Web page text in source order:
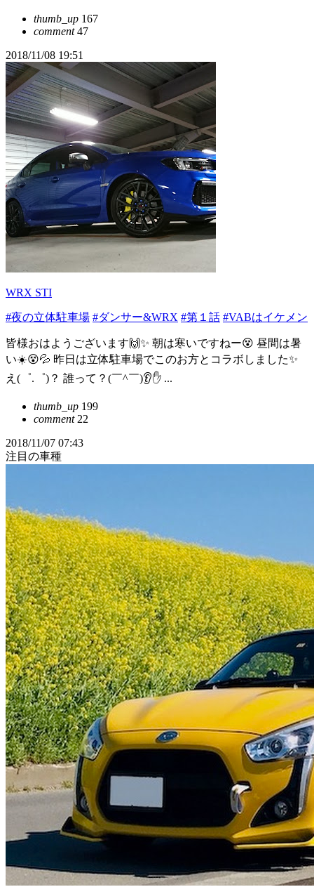
thumb_up 167
comment47
2018/11/08 19:51
WRX STI
#夜の立体駐車場 #ダンサー&WRX #第１話 #VABはイケメン
皆様おはようございます🙌✨ 朝は寒いですねー😵 昼間は暑
い☀️😵💦 昨日は立体駐車場でこのお方とコラボしました✨
え(゜.゜)？ 誰って？(￣^￣)👂✋ ...
thumb_up 199
comment22
2018/11/07 07:43
注目の車種